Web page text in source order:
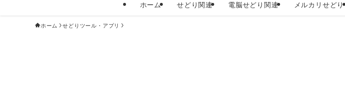
ホーム せどり関連 電脳せどり関連 メルカリせどり
ホーム せどりツール・アプリ